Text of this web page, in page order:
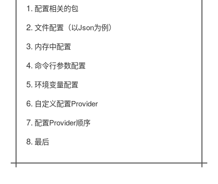
配置相关的包
文件配置（以Json为例）
内存中配置
命令行参数配置
环境变量配置
自定义配置Provider
配置Provider顺序
最后